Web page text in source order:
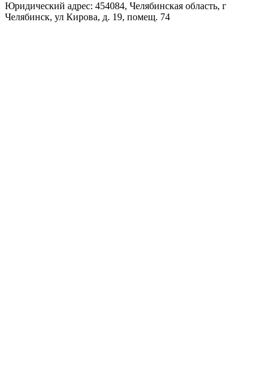
Юридический адрес: 454084, Челябинская область, г
Челябинск, ул Кирова, д. 19, помещ. 74